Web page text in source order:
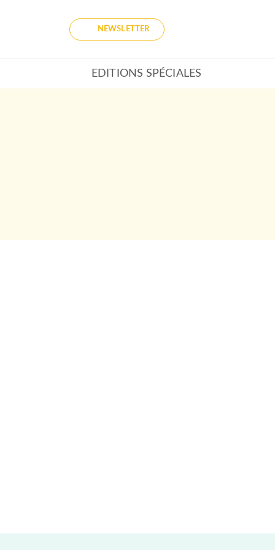
NEWSLETTER
EDITIONS SPÉCIALES